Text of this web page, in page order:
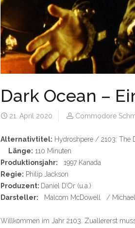
Dark Ocean –
21. April 2020 Commodore
Alternativtitel: Hydroshpere / 2103: The
Länge: 110 Minuten
Produktionsjahr:
1997 Kanada
Regie: Philip Jackson
Produzent: Daniel D’Or (u.a.)
Darsteller:
Malcom McDowell /
Willkommen im Jahr 2103. Zuallererst